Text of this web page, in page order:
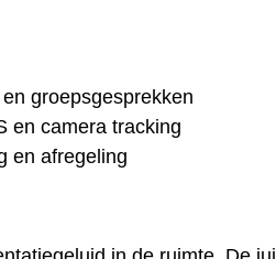
groepsgesprekken
en camera tracking
en afregeling